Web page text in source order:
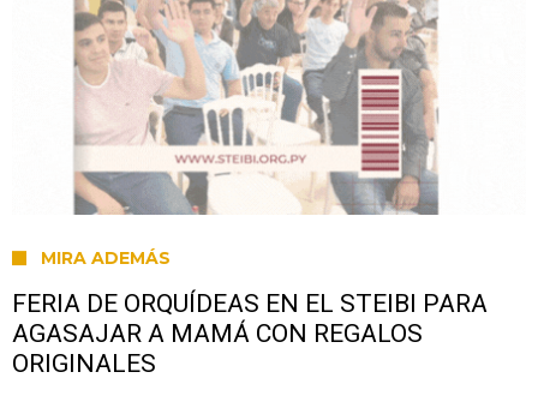
MIRA ADEMÁS
FERIA DE ORQUÍDEAS EN EL STEIBI PARA
AGASAJAR A MAMÁ CON REGALOS
ORIGINALES